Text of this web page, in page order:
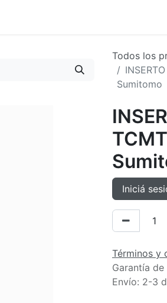
Todos los
Sumitomo
Iniciá
Términos y
Garantía
Envío: 2-3